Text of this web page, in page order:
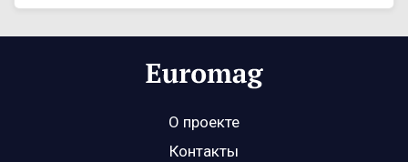
О проекте
Контакты